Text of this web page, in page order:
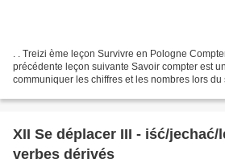
. . Treizi ème leçon Survivre en Pologne
précédente leçon suivante Savoir compter est
communiquer les chiffres et les nombres lors
XII Se déplacer III - iść/jechać/
verbes dérivés